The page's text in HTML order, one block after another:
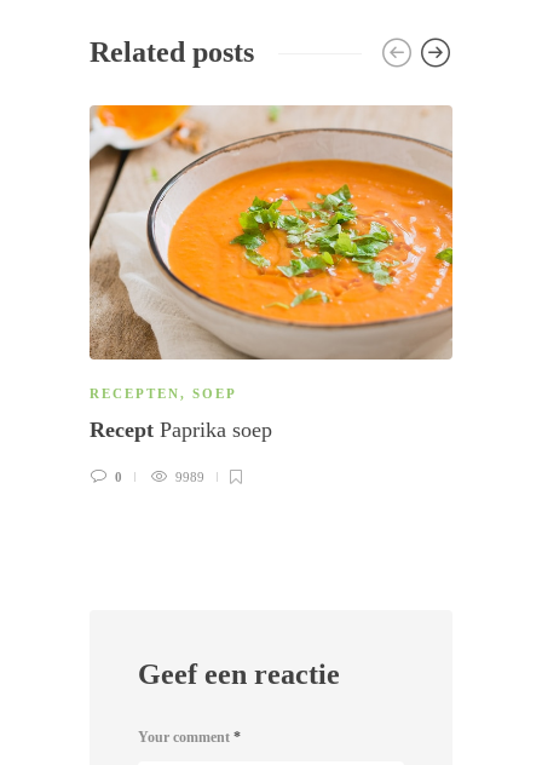
Related posts
RECEPTEN, SOEP
Recept Paprika soep
0 9989
Geef een reactie
Your comment *